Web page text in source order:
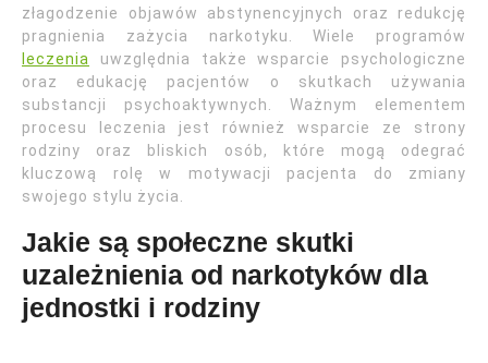
złagodzenie objawów abstynencyjnych oraz redukcję
pragnienia zażycia narkotyku. Wiele programów
leczenia
uwzględnia także wsparcie psychologiczne
oraz edukację pacjentów o skutkach używania
substancji psychoaktywnych. Ważnym elementem
procesu leczenia jest również wsparcie ze strony
rodziny oraz bliskich osób, które mogą odegrać
kluczową rolę w motywacji pacjenta do zmiany
swojego stylu życia.
Jakie są społeczne skutki
uzależnienia od narkotyków dla
jednostki i rodziny